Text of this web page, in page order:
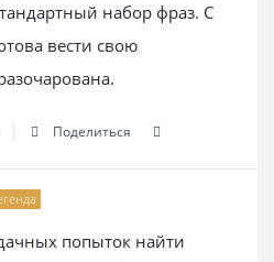
набор фраз. С
вести свою
Поделиться
попыток найти